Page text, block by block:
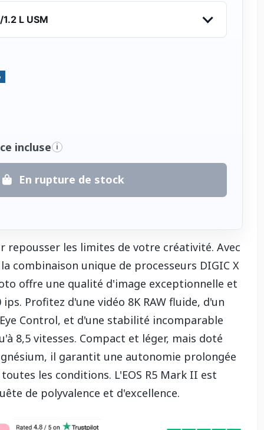
L USM
incluse i
En rupture de stock
repousser les limites de votre créativité. Avec
combinaison unique de processeurs DIGIC X
offre une qualité d'image exceptionnelle et
Profitez d'une vidéo 8K RAW fluide, d'un
Control, et d'une stabilité incomparable
8,5 vitesses. Compact et léger, mais doté
il garantit une autonomie prolongée
les conditions. L'EOS R5 Mark II est
de polyvalence et d'excellence.